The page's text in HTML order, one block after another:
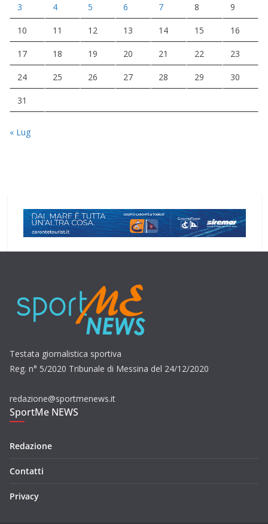
3 4 5 6 7 8 9
10 11 12 13 14 15 16
17 18 19 20 21 22 23
24 25 26 27 28 29 30
31
« Lug
Testata giornalistica sportiva
Reg. n° 5/2020 Tribunale di Messina del 24/12/2020
redazione@sportmenews.it
SportMe NEWS
Redazione
Contatti
Privacy